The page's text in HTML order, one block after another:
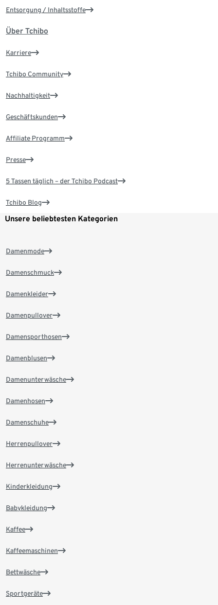
Entsorgung / Inhaltsstoffe
Über Tchibo
Karriere
Tchibo Community
Nachhaltigkeit
Geschäftskunden
Affiliate Programm
Presse
5 Tassen täglich – der Tchibo Podcast
Tchibo Blog
Unsere beliebtesten Kategorien
Damenmode
Damenschmuck
Damenkleider
Damenpullover
Damensporthosen
Damenblusen
Damenunterwäsche
Damenhosen
Damenschuhe
Herrenpullover
Herrenunterwäsche
Kinderkleidung
Babykleidung
Kaffee
Kaffeemaschinen
Bettwäsche
Sportgeräte